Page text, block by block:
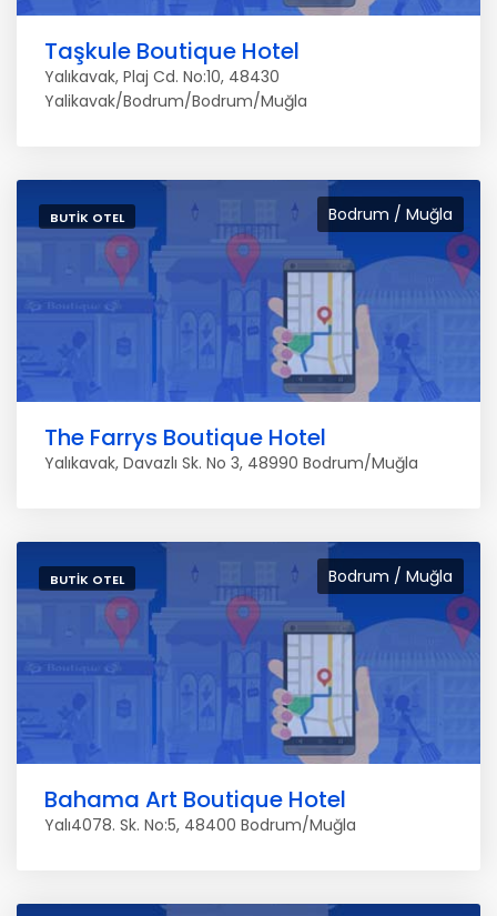
Taşkule Boutique Hotel
Yalıkavak, Plaj Cd. No:10, 48430
Yalikavak/Bodrum/Bodrum/Muğla
Bodrum / Muğla
BUTIK OTEL
The Farrys Boutique Hotel
Yalıkavak, Davazlı Sk. No 3, 48990 Bodrum/Muğla
Bodrum / Muğla
BUTIK OTEL
Bahama Art Boutique Hotel
Yalı4078. Sk. No:5, 48400 Bodrum/Muğla